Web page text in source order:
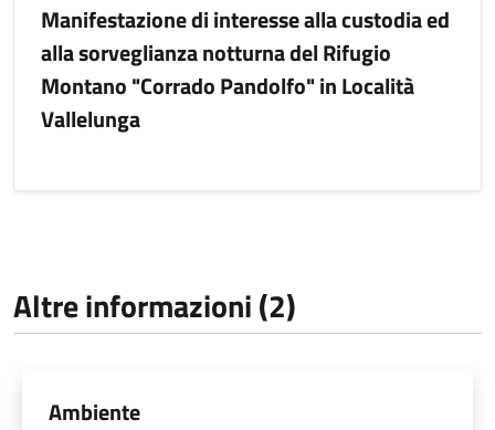
Manifestazione di interesse alla custodia ed
alla sorveglianza notturna del Rifugio
Montano "Corrado Pandolfo" in Località
Vallelunga
Altre informazioni (2)
Ambiente